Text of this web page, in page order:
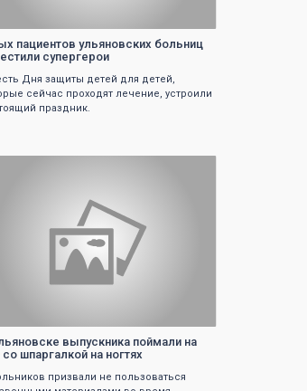
пациентов ульяновских больниц
супергерои
Дня защиты детей для детей,
сейчас проходят лечение, устроили
праздник.
выпускника поймали на
со шпаргалкой на ногтях
призвали не пользоваться